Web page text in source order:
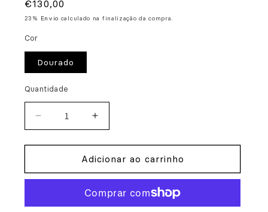
Preço
normal
€130,00
23% Envio calculado na finalização da compra.
Cor
Dourado
Quantidade
Diminuir
quantidade
Pregadeira
Conversa
Aumentar
quantidade
de
Pregadeira
A
Conversa
Adicionar ao carrinho